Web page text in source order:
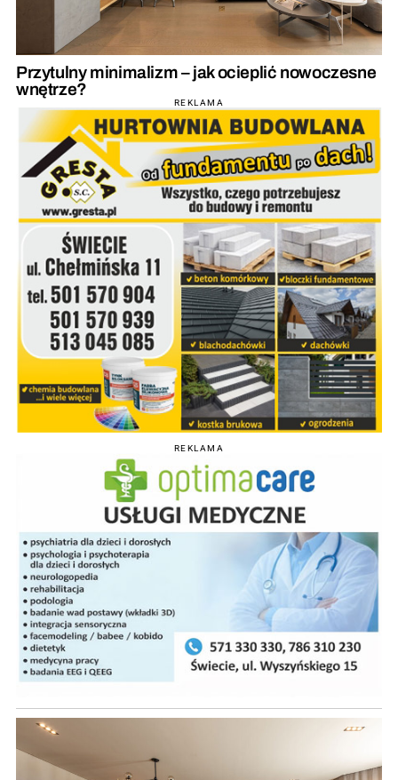
Przytulny minimalizm – jak ocieplić nowoczesne
wnętrze?
REKLAMA
REKLAMA